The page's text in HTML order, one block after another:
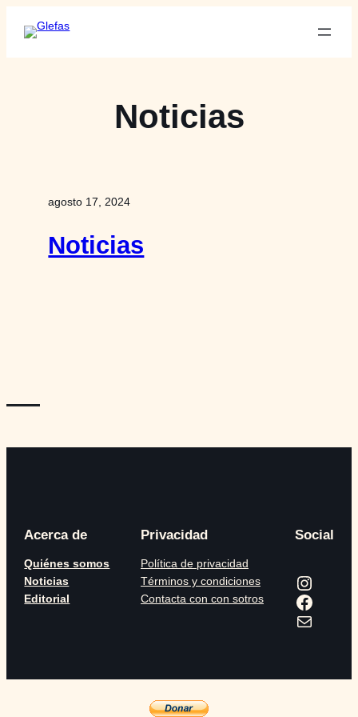
Noticias
agosto 17, 2024
Noticias
—
Acerca de
Quiénes somos
Noticias
Editorial
Privacidad
Política de privacidad
Términos y condiciones
Contacta con con sotros
Social
Instagram
Facebook
Correo electrónico